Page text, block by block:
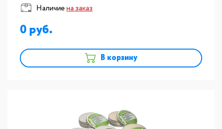
Наличиена заказ
0
В корзину